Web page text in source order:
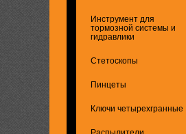
Инструмент для
тормозной системы и
гидравлики
Стетоскопы
Пинцеты
Ключи четырехгранные